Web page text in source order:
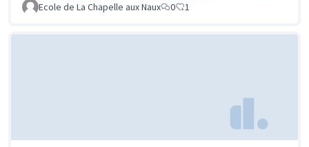
Ecole de La Chapelle aux Naux
0 1